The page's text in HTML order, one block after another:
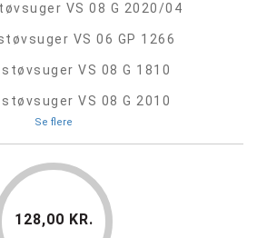
VS 08 G 2020/04
VS 06 GP 1266
VS 08 G 1810
VS 08 G 2010
Se flere
128,00 KR.